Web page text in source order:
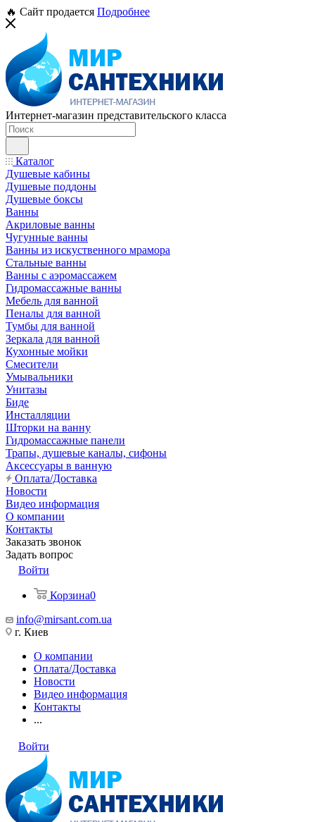
🔥 Сайт продается Подробнее
Интернет-магазин представительского класса
Каталог
Душевые кабины
Душевые поддоны
Душевые боксы
Ванны
Акриловые ванны
Чугунные ванны
Ванны из искуственного мрамора
Стальные ванны
Ванны с аэромассажем
Гидромассажные ванны
Мебель для ванной
Пеналы для ванной
Тумбы для ванной
Зеркала для ванной
Кухонные мойки
Смесители
Умывальники
Унитазы
Биде
Инсталляции
Шторки на ванну
Гидромассажные панели
Трапы, душевые каналы, сифоны
Аксессуары в ванную
Оплата/Доставка
Новости
Видео информация
О компании
Контакты
Заказать звонок
Задать вопрос
Войти
Корзина0
info@mirsant.com.ua
г. Киев
О компании
Оплата/Доставка
Новости
Видео информация
Контакты
...
Войти